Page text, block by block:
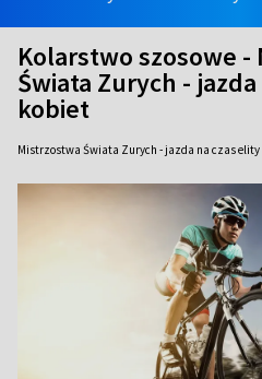
Kolarstwo szosowe -
Świata Zurych -
kobiet
Mistrzostwa Świata Zurych - jazda na czas